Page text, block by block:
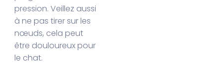
pression. Veillez aussi
à ne pas tirer sur les
nœuds, cela peut
être douloureux pour
le chat.